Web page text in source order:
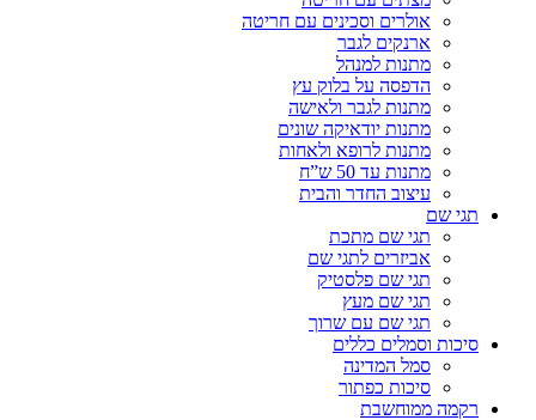
אולרים וסכינים עם חריטה
ארנקים לגבר
מתנות למנהל
הדפסה על בלוק עץ
מתנות לגבר ולאישה
מתנות יודאיקה שונים
מתנות לרופא ולאחות
מתנות עד 50 ש”ח
עיצוב החדר והבית
תגי שם
תגי שם מתכת
אביזרים לתגי שם
תגי שם פלסטיק
תגי שם מעץ
תגי שם עם שרוך
סיכות וסמלים כללים
סמל המדינה
סיכות כפתור
רקמה ממוחשבת